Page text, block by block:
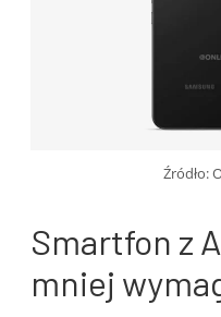
Źródło:
Smartfon z
mniej